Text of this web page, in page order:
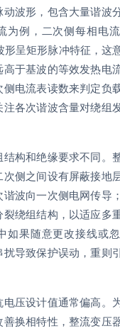
动波形，包含大量谐波
为例，二次侧每相电
形呈矩形脉冲特征，这
高于基波的等效发热电
电流表读数来判定负
各次谐波含量对绕组
构和绝缘要求不同。
次侧之间设有屏蔽接地
波向一次侧电网传导
绕组结构，以适应多
如果随意更改接线或
导致保护误动，重则
压设计值通常偏高。
善换相特性，整流变压